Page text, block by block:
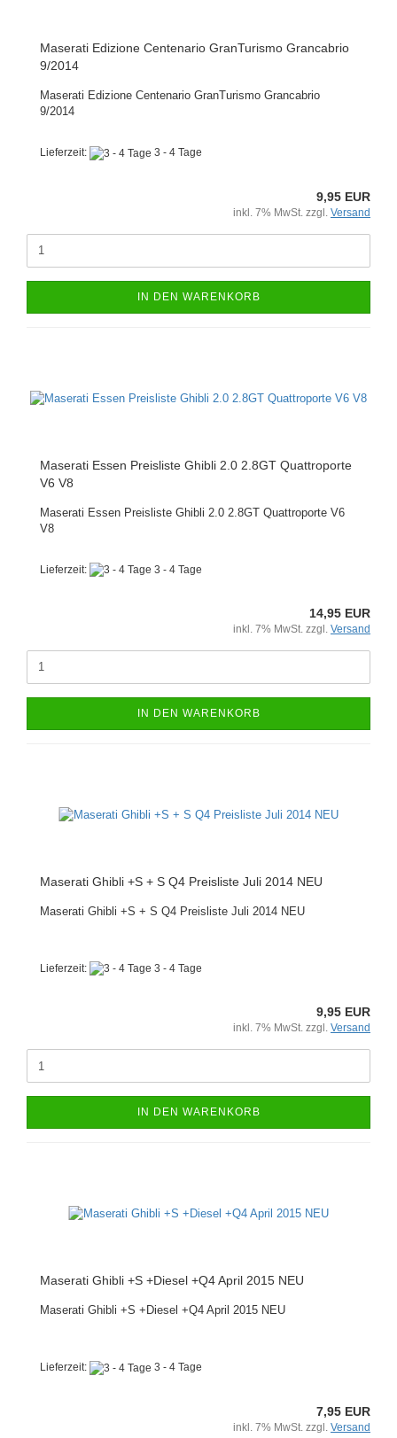
Maserati Edizione Centenario GranTurismo Grancabrio
9/2014
Maserati Edizione Centenario GranTurismo Grancabrio
9/2014
Lieferzeit: 3 - 4 Tage
9,95 EUR
inkl. 7% MwSt. zzgl. Versand
IN DEN WARENKORB
Maserati Essen Preisliste Ghibli 2.0 2.8GT Quattroporte
V6 V8
Maserati Essen Preisliste Ghibli 2.0 2.8GT Quattroporte V6
V8
Lieferzeit: 3 - 4 Tage
14,95 EUR
inkl. 7% MwSt. zzgl. Versand
IN DEN WARENKORB
Maserati Ghibli +S + S Q4 Preisliste Juli 2014 NEU
Maserati Ghibli +S + S Q4 Preisliste Juli 2014 NEU
Lieferzeit: 3 - 4 Tage
9,95 EUR
inkl. 7% MwSt. zzgl. Versand
IN DEN WARENKORB
Maserati Ghibli +S +Diesel +Q4 April 2015 NEU
Maserati Ghibli +S +Diesel +Q4 April 2015 NEU
Lieferzeit: 3 - 4 Tage
7,95 EUR
inkl. 7% MwSt. zzgl. Versand